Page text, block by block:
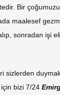
Bir
maalesef
sonradan işi
bizi 7/24